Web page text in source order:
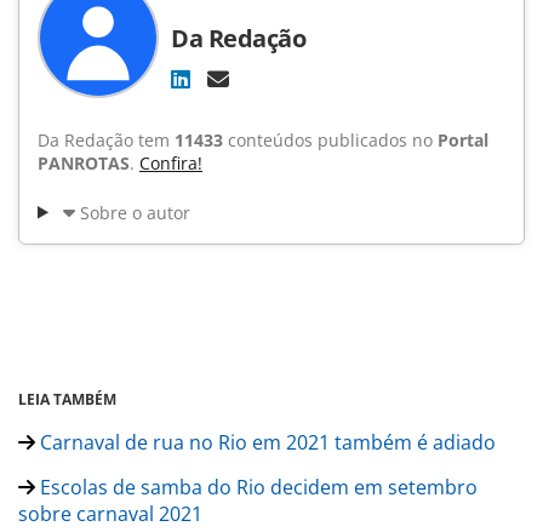
Da Redação
Da Redação tem 11433 conteúdos publicados no Portal
PANROTAS. Confira!
Sobre o autor
LEIA TAMBÉM
Carnaval de rua no Rio em 2021 também é adiado
Escolas de samba do Rio decidem em setembro
sobre carnaval 2021